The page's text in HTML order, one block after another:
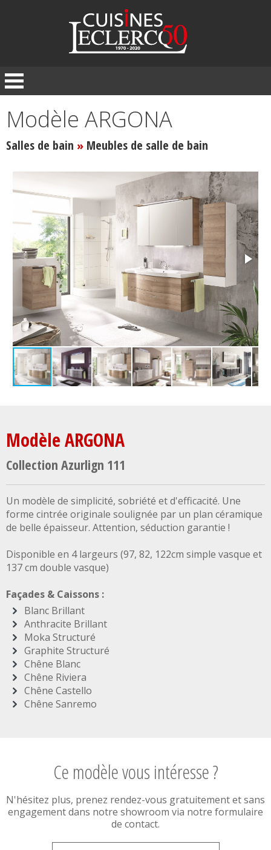
Modèle ARGONA
Salles de bain » Meubles de salle de bain
Modèle ARGONA
Collection Azurlign 111
Un modèle de simplicité, sobriété et d'efficacité. Une
forme cintrée originale soulignée par un plan céramique
de belle épaisseur. Attention, séduction garantie !
Disponible en 4 largeurs (97, 82, 122cm simple vasque et
137 cm double vasque)
Façades & Caissons :
Blanc Brillant
Anthracite Brillant
Moka Structuré
Graphite Structuré
Chêne Blanc
Chêne Riviera
Chêne Castello
Chêne Sanremo
Ce modèle vous intéresse ?
N'hésitez plus, prenez rendez-vous gratuitement et sans
engagement dans notre showroom via notre formulaire
de contact.